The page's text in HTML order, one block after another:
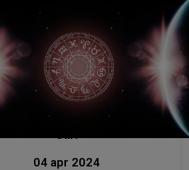
04 apr 2024